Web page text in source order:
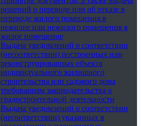
решений о переводе или об отказе в
переводе жилого помещения в
нежилое или нежилого помещения в
жилое помещение
Выдача уведомлений о соответствии
(несоответствии) построенных или
реконструированных объекта
индивидуального жилищного
строительства или садового дома
требованиям законодательства о
градостроительной деятельности
Выдача уведомлений о соответствии
(несоответствии) указанных в